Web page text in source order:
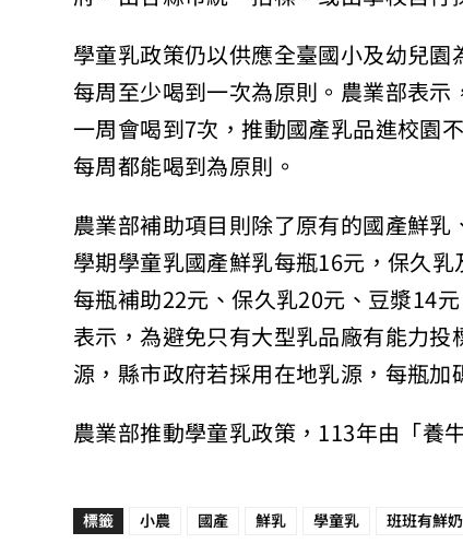
學童乳政策仍以供應全臺國小及幼兒
每周至少喝到一次為原則。農業部表
一周會喝到7次，推動國產乳品進校園
每周都能喝到為原則。
農業部補助項目則除了原有的國產鮮
學期學童乳國產鮮乳每瓶16元，保久
每瓶補助22元、保久乳20元、豆漿14
表示，為避免只有大型乳品廠有能力
源，縣市政府若採用在地乳源，每瓶加
農業部推動學童乳政策，113年由「養
標籤 小農 國產 鮮乳 學童乳 班班有鮮奶